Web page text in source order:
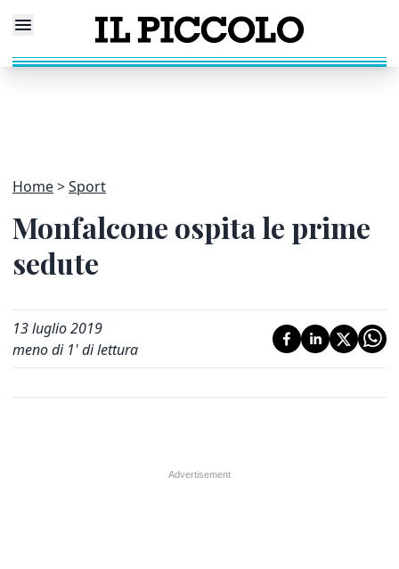
Home Sport
Monfalcone ospita le prime
sedute
13 luglio 2019
meno di 1' di lettura